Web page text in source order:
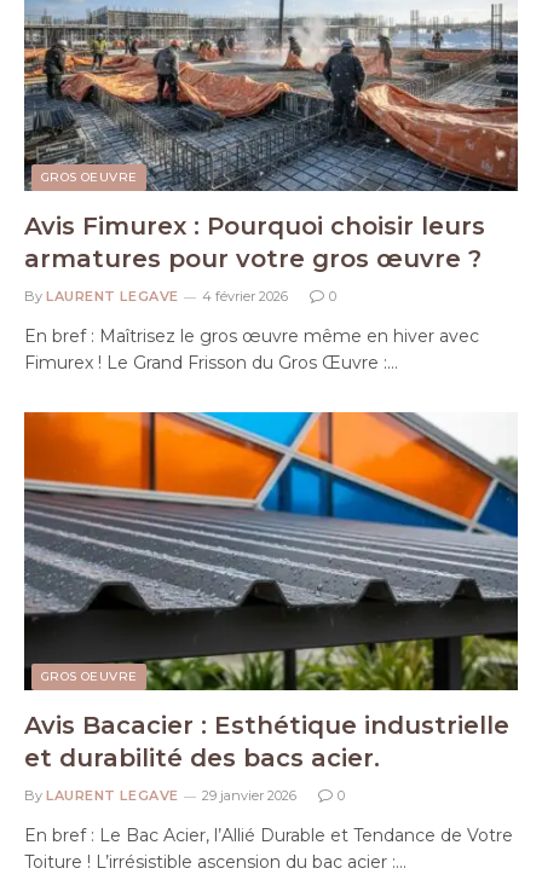
GROS OEUVRE
Avis Fimurex : Pourquoi choisir leurs
armatures pour votre gros œuvre ?
By LAURENT LEGAVE 4 février 2026 0
En bref : Maîtrisez le gros œuvre même en hiver avec
Fimurex ! Le Grand Frisson du Gros Œuvre :…
GROS OEUVRE
Avis Bacacier : Esthétique industrielle
et durabilité des bacs acier.
By LAURENT LEGAVE 29 janvier 2026 0
En bref : Le Bac Acier, l’Allié Durable et Tendance de Votre
Toiture ! L’irrésistible ascension du bac acier :…